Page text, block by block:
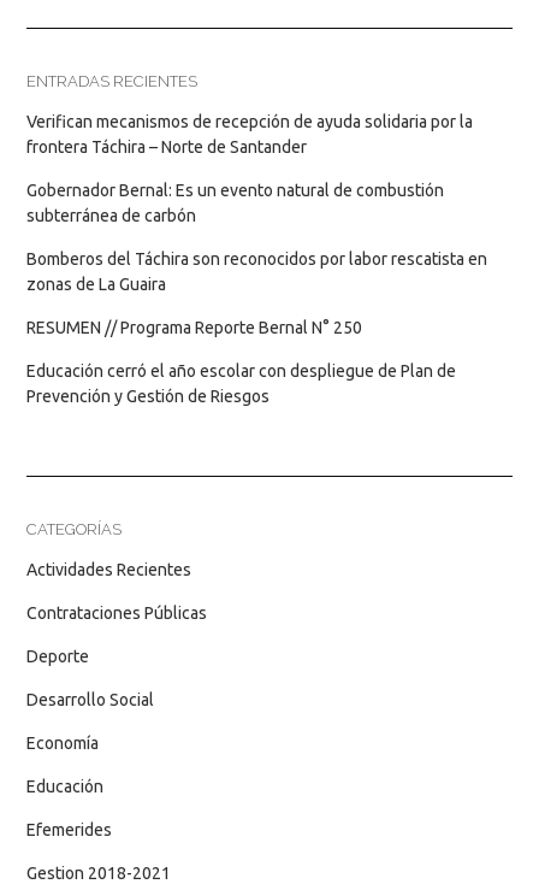
ENTRADAS RECIENTES
Verifican mecanismos de recepción de ayuda solidaria por la
frontera Táchira – Norte de Santander
Gobernador Bernal: Es un evento natural de combustión
subterránea de carbón
Bomberos del Táchira son reconocidos por labor rescatista en
zonas de La Guaira
RESUMEN // Programa Reporte Bernal N° 250
Educación cerró el año escolar con despliegue de Plan de
Prevención y Gestión de Riesgos
CATEGORÍAS
Actividades Recientes
Contrataciones Públicas
Deporte
Desarrollo Social
Economía
Educación
Efemerides
Gestion 2018-2021